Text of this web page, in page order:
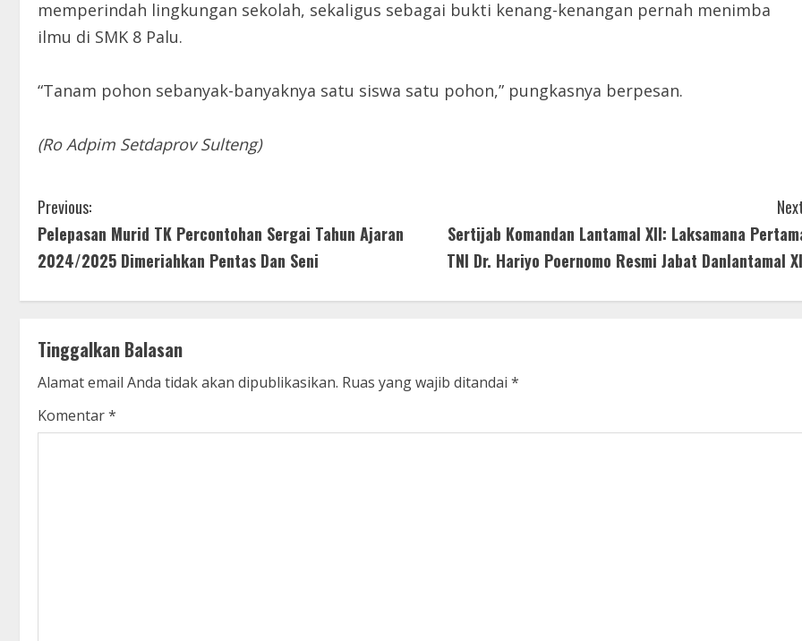
memperindah lingkungan sekolah, sekaligus sebagai bukti kenang-kenangan pernah menimba
ilmu di SMK 8 Palu.
“Tanam pohon sebanyak-banyaknya satu siswa satu pohon,” pungkasnya berpesan.
(Ro Adpim Setdaprov Sulteng)
C
o
i
n
u
Previous:
Pelepasan Murid TK Percontohan Sergai Tahun Ajaran
2024/2025 Dimeriahkan Pentas Dan Seni
Sertijab Komandan Lantamal XII: Laksamana
TNI Dr. Hariyo Poernomo Resmi Jabat Danlantamal
Tinggalkan Balasan
Alamat email Anda tidak akan dipublikasikan. Ruas yang wajib ditandai *
Komentar*